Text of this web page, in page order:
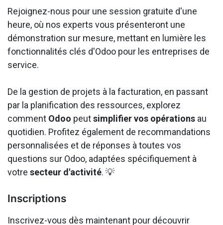
Rejoignez-nous pour une session gratuite d'une
heure, où nos experts vous présenteront une
démonstration sur mesure, mettant en lumière les
fonctionnalités clés d'Odoo pour les entreprises de
service.
De la gestion de projets à la facturation, en passant
par la planification des ressources, explorez
comment Odoo peutsimplifier vos opérations au
quotidien. Profitez également de recommandations
personnalisées et de réponses à toutes vos
questions sur Odoo, adaptées spécifiquement à
votre secteur d'activité. 💡
Inscriptions
Inscrivez-vous dès maintenant pour découvrir